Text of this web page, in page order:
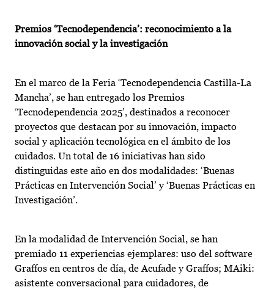
Premios ‘Tecnodependencia’: reconocimiento a la
innovación social y la investigación
En el marco de la Feria ‘Tecnodependencia Castilla-La
Mancha’, se han entregado los Premios
‘Tecnodependencia 2025’, destinados a reconocer
proyectos que destacan por su innovación, impacto
social y aplicación tecnológica en el ámbito de los
cuidados. Un total de 16 iniciativas han sido
distinguidas este año en dos modalidades: ‘Buenas
Prácticas en Intervención Social’ y ‘Buenas Prácticas en
Investigación’.
En la modalidad de Intervención Social, se han
premiado 11 experiencias ejemplares: uso del software
Graffos en centros de día, de Acufade y Graffos; MAiki:
asistente conversacional para cuidadores, de